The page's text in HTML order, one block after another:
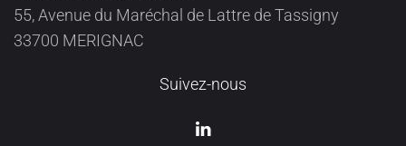
55, Avenue du Maréchal de Lattre de Tassigny
33700 MERIGNAC
Suivez-nous